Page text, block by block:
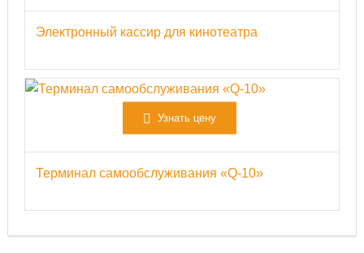
Электронный кассир для кинотеатра
Узнать цену
Терминал самообслуживания «Q-10»